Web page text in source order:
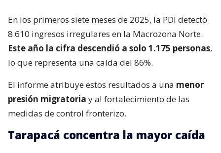
En los primeros siete meses de 2025, la PDI detectó
8.610 ingresos irregulares en la Macrozona Norte.
Este año la cifra descendió a solo 1.175 personas,
lo que representa una caída del 86%.
El informe atribuye estos resultados a una menor
presión migratoria y al fortalecimiento de las
medidas de control fronterizo.
Tarapacá concentra la mayor caída